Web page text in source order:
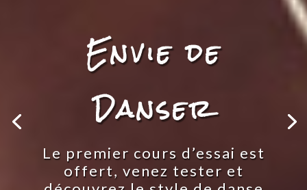
Seul ou en
Couple
Venez découvrir ou vous
perfectionner dans le style
de danse de votre choix